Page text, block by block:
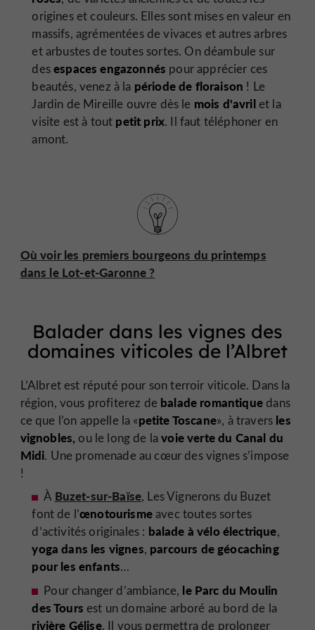
origines et couleurs. Elles sont mises en valeur en
massifs, agrémentées de vivaces et autres arbres
et arbustes de toutes sortes. On déambule sur
desespaces engazonnés pour apprécier ces
beautés, venez à la période de floraison ! Le
Jardin de Mireille ouvre dès le mois d'avrilet la
visite est à tout petit prix. Il faut téléphoner en
amont.
Où voir les premiers bourgeons du printemps
dans le Lot-et-Garonne ?
Balader dans les vignes des
domaines viticoles de l’Albret
L’Albret est réputé pour son terroir viticole. Dans la
région, vous profiterez de balade romantique dans
ce que l’on appelle la «petite Toscane», à travers les
vignobles, ou le long de lavoie verte du Canal du
Midi. Une promenade au cœur des vignes s’impose
!
À Buzet-sur-Baïse, Les Vignerons du Buzet
font de l’œnotourismeavec toutes sortes
d’activités originales : balade à vélo électrique,
yoga dans les vignes, parcours de géocaching
pour les enfants…
Pour changer d’ambiance, le Parc du Moulin
des Tours est un domaine arboré au bord de la
rivière Gélise. Il vous permettra de prolonger